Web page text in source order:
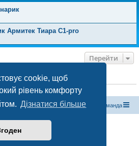
cookie, щоб
рівень комфорту
Дізнатися більше
Армитек Тиара С1-pro
Перейти
ClaudeBot [бот ШІ]і 0 гостей
форум «Рюкзак» Команда
Forum Software © phpBB Limited